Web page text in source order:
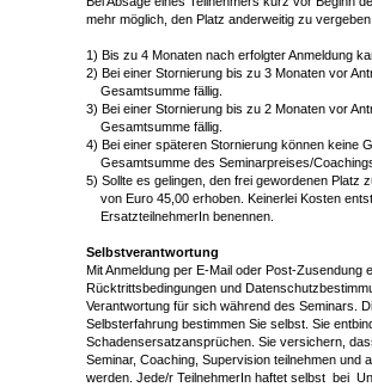
mehr möglich, den Platz anderweitig zu vergeben.
1) Bis zu 4 Monaten nach erfolgter Anmeldung
2) Bei einer Stornierung bis zu 3 Monaten vor
Gesamtsumme fällig.
3) Bei einer Stornierung bis zu 2 Monaten vor
Gesamtsumme fällig.
4) Bei einer späteren Stornierung können
Gesamtsumme des Seminarpreises/
5) Sollte es gelingen, den frei gewordenen Platz
von Euro 45 ,00 erhoben. Keinerlei Kosten
ErsatzteilnehmerIn benennen.
Selbstverantwortung
Mit Anmeldung per E-Mail oder Post-Zusendung
Rücktrittsbedingungen und
Verantwortung für sich während des Seminars.
Selbsterfahrung bestimmen Sie selbst. Sie
Schadensersatzansprüchen. Sie versichern,
Seminar, Coaching, Supervision teilnehmen und
werden. Jede/r TeilnehmerIn haftet selbst bei